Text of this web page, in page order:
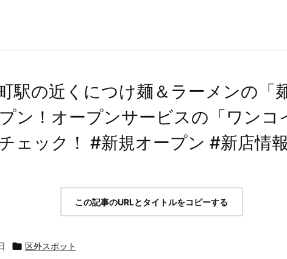
駅の近くにつけ麺＆ラーメンの「
ン！オープンサービスの「ワンコ
ェック！ #新規オープン #新店情
この記事のURLとタイトルをコピーする
 区外スポット